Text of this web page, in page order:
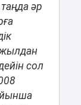
әр
жылдан
сол